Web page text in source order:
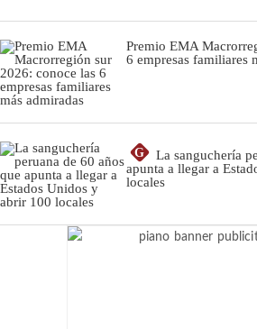
Premio EMA
6 empresas familiares
G
La sanguchería
apunta a llegar a
locales